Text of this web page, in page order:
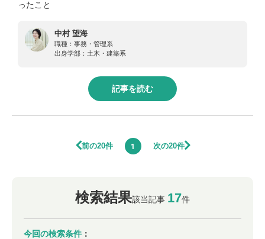
ったこと
中村 望海
職種： 事務・管理系
出身学部： 土木・建築系
記事を読む
前の20件 1 次の20件
検索結果該当記事 17件
今回の検索条件 ：